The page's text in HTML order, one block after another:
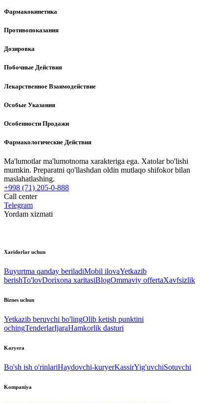
Фармакокинетика
Противопоказания
Дозировка
Побочные Действия
Лекарственное Взаимодействие
Особые Указания
Особенности Продажи
Фармакологические Действия
Ma'lumotlar ma'lumotnoma xarakteriga ega. Xatolar bo'lishi
mumkin. Preparatni qo'llashdan oldin mutlaqo shifokor bilan
maslahatlashing.
+998 (71) 205-0-888
Call center
Telegram
Yordam xizmati
Xaridorlar uchun
Buyurtma qanday beriladiMobil ilovaYetkazib
berishTo'lovDorixona xaritasiBlogOmmaviy offertaXavfsizlik
Biznes uchun
Yetkazib beruvchi bo'lingOlib ketish punktini
ochingTenderlarIjaraHamkorlik dasturi
Karyera
Bo'sh ish o'rinlariHaydovchi-kuryerKassirYig'uvchiSotuvchi
Kompaniya